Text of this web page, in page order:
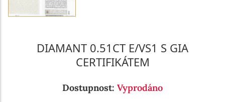
DIAMANT 0.51CT E/VS1 S GIA
CERTIFIKÁTEM
Dostupnost: Vyprodáno